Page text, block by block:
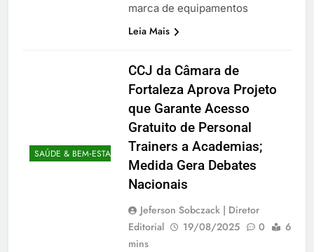
marca de equipamentos
Leia Mais
SAÚDE & BEM‑ESTAR
CCJ da Câmara de
Fortaleza Aprova Projeto
que Garante Acesso
Gratuito de Personal
Trainers a Academias;
Medida Gera Debates
Nacionais
Jeferson Sobczack | Diretor
Editorial
19/08/2025 0
6
mins